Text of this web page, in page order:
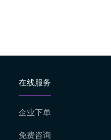
在线服务
企业下单
免费咨询